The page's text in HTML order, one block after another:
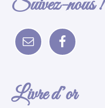
Suivez-nous !
Livre d’or